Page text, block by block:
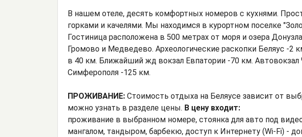
В нашем отеле, десять комфортных номеров с кухнями.
горками и качелями. Мы находимся в курортном поселке
Гостиница расположена в 500 метрах от моря и озера
Громово и Медведево. Археологические раскопки Беляус -2
в 40 км. Ближайший жд вокзал Евпатории -70 км.
Симферополя -125 км.
ПРОЖИВАНИЕ: Стоимость отдыха на Беляусе зависит от
можно узнать в разделе цены. В цену входит:
проживание в выбранном номере, стоянка для авто под
мангалом, тандыром, барбекю, доступ к Интернету (Wi-Fi) -